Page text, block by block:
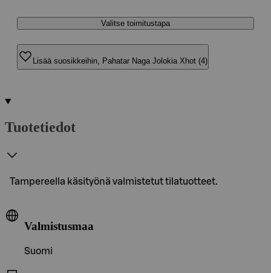
Valitse toimitustapa
Lisää suosikkeihin, Pahatar Naga Jolokia Xhot (4)
Tuotetiedot
Tampereella käsityönä valmistetut tilatuotteet.
Valmistusmaa
Suomi